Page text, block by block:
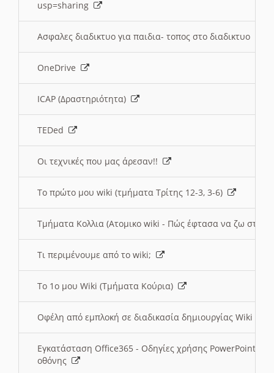
usp=sharing
Ασφαλες διαδικτυο για παιδια- τοπος στο διαδικτυο
OneDrive
ICAP (Δραστηριότητα)
TEDed
Οι τεχνικές που μας άρεσαν!!
Το πρώτο μου wiki (τμήματα Τρίτης 12-3, 3-6)
Τμήματα Κολλια (Ατομικο wiki - Πώς έφτασα να ζω στην
Τι περιμένουμε από το wiki;
Το 1ο μου Wiki (Τμήματα Κούρια)
Οφέλη από εμπλοκή σε διαδικασία δημιουργίας Wiki
Εγκατάσταση Office365 - Οδηγίες χρήσης PowerPoint
οθόνης